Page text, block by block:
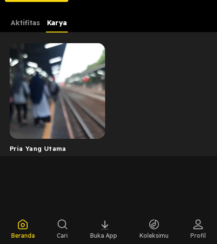
Aktifitas Karya
Pria Yang Utama
Beranda Cari Buka App Koleksimu Profil